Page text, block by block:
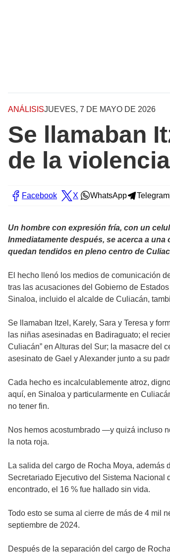
ANÁLISISJUEVES, 7 DE MAYO DE 2026
Se llamaban
de la
Facebook X WhatsApp Telegram
Un hombre con expresión fría, con un
Inmediatamente después, se acerca a
quedan tendidos en pleno centro de
El hecho llenó los medios de comunicación
tras las acusaciones del Gobierno de
Sinaloa, incluido el alcalde de Culiacán,
Se llamaban Itzel, Karely, Sara y Teresa y
las niñas asesinadas en Badiraguato; el
Culiacán” en Alturas del Sur; la masacre del
asesinato de Gael y Alexander junto a su
Cada hecho es incalculablemente atroz,
aquí, en Sinaloa y particularmente en
no tener fin.
Nos hemos acostumbrado —y quizá incluso
la nota roja.
La salida del cargo de Rocha Moya, además
Secretariado Ejecutivo del Sistema Nacional
encontrado, el 16 % fue hallado sin vida.
Todo esto se suma al cierre de más de 4 mil
septiembre de 2024.
Después de la separación del cargo de